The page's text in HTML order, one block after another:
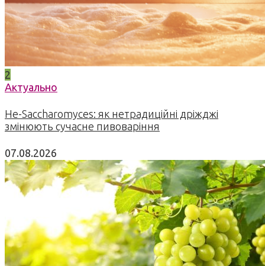
2
Актуально
Не-Saccharomyces: як нетрадиційні дріжджі
змінюють сучасне пивоваріння
07.08.2026